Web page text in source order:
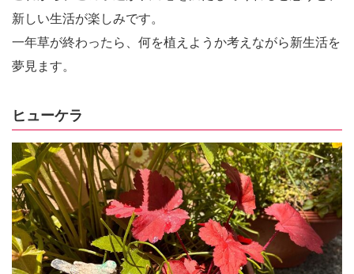
新しい生活が楽しみです。
一年草が終わったら、何を植えようか考えながら新生活を
夢見ます。
ヒューケラ